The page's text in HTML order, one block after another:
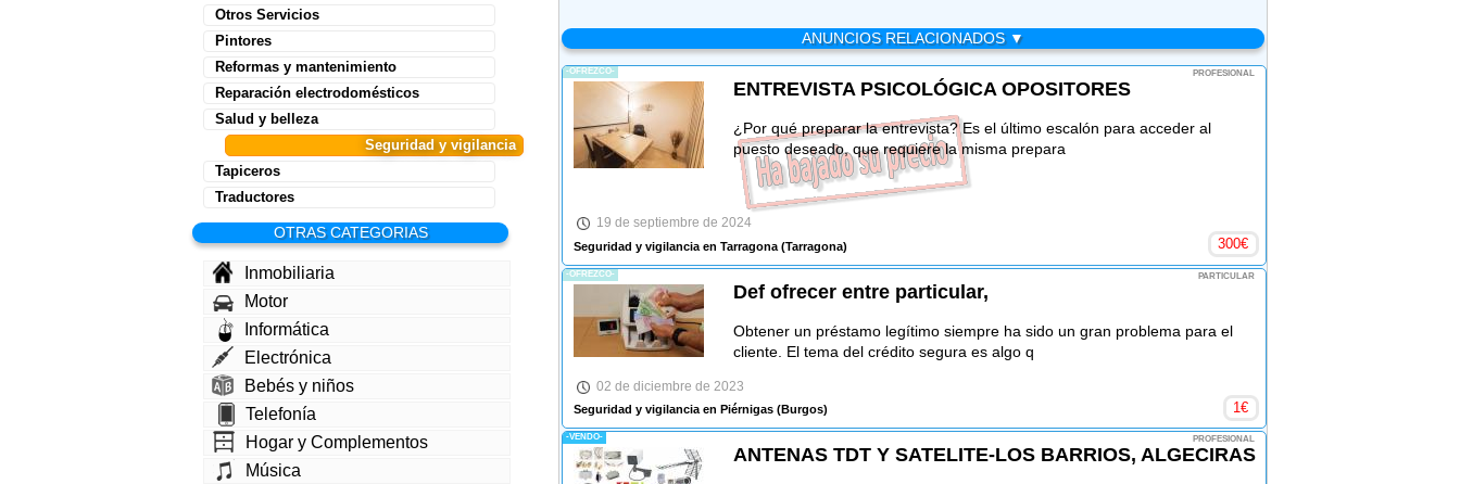
Otros Servicios
Pintores
Reformas y mantenimiento
Reparación electrodomésticos
Salud y belleza
Seguridad y vigilancia
Tapiceros
Traductores
OTRAS CATEGORIAS
Inmobiliaria
Motor
Informática
Electrónica
Bebés y niños
Telefonía
Hogar y Complementos
Música
ANUNCIOS RELACIONADOS ▼
-OFREZCO- PROFESIONAL
ENTREVISTA PSICOLÓGICA OPOSITORES
¿Por qué preparar la entrevista? Es el último escalón para acceder al
puesto deseado, que requiere la misma prepara
19 de septiembre de 2024
Seguridad y vigilancia en Tarragona(Tarragona) 300€
-OFREZCO- PARTICULAR
Def ofrecer entre particular,
Obtener un préstamo legítimo siempre ha sido un gran problema para el
cliente. El tema del crédito segura es algo q
02 de diciembre de 2023
Seguridad y vigilancia en Piérnigas(Burgos) 1€
-VENDO- PROFESIONAL
ANTENAS TDT Y SATELITE-LOS BARRIOS, ALGECIRAS